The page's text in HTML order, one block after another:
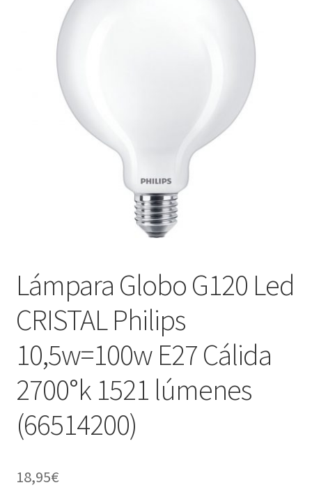
Contacta con nosotros
Lámpara Globo G120 Led
CRISTAL Philips
10,5w=100w E27 Cálida
2700°k 1521 lúmenes
(66514200)
18,95€